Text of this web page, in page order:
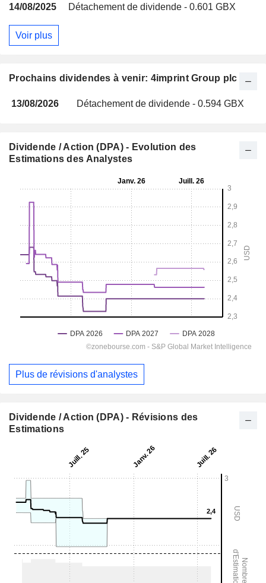
Prochains dividendes à venir: 4imprint Group plc
13/08/2026 Détachement de dividende - 0.594 GBX
14/08/2025
Détachement de dividende - 0.601 GBX
Voir plus
Dividende / Action (DPA) - Evolution des
Estimations des Analystes
Plus de révisions d'analystes
Dividende / Action (DPA) - Révisions des
Estimations